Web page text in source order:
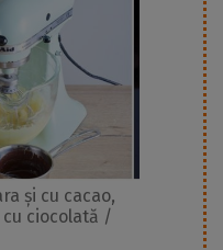
și cu cacao,
ciocolată /